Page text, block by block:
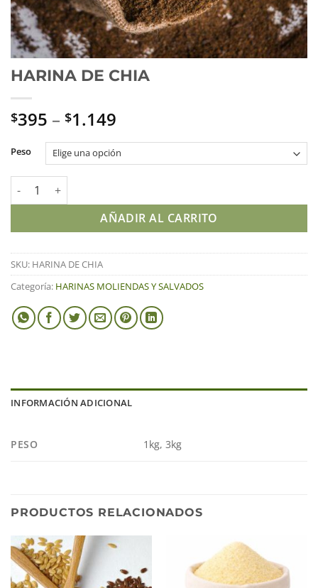
HARINA DE CHIA
$395 – $1.149
Peso
HARINA DE CHIA cantidad
AÑADIR AL CARRITO
SKU: HARINA DE CHIA
Categoría: HARINAS MOLIENDAS Y SALVADOS
INFORMACIÓN ADICIONAL
PESO 1kg, 3kg
PRODUCTOS RELACIONADOS